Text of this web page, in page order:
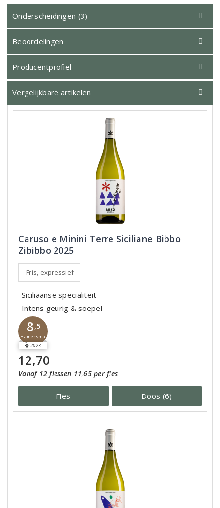
Onderscheidingen (3)
Beoordelingen
Producentprofiel
Vergelijkbare artikelen
Caruso e Minini Terre Siciliane Bibbo
Zibibbo 2025
Fris, expressief
Siciliaanse specialiteit
Intens geurig & soepel
8,5
Hamersma
2023
12,70
Vanaf 12 flessen 11,65 per fles
Fles Doos (6)